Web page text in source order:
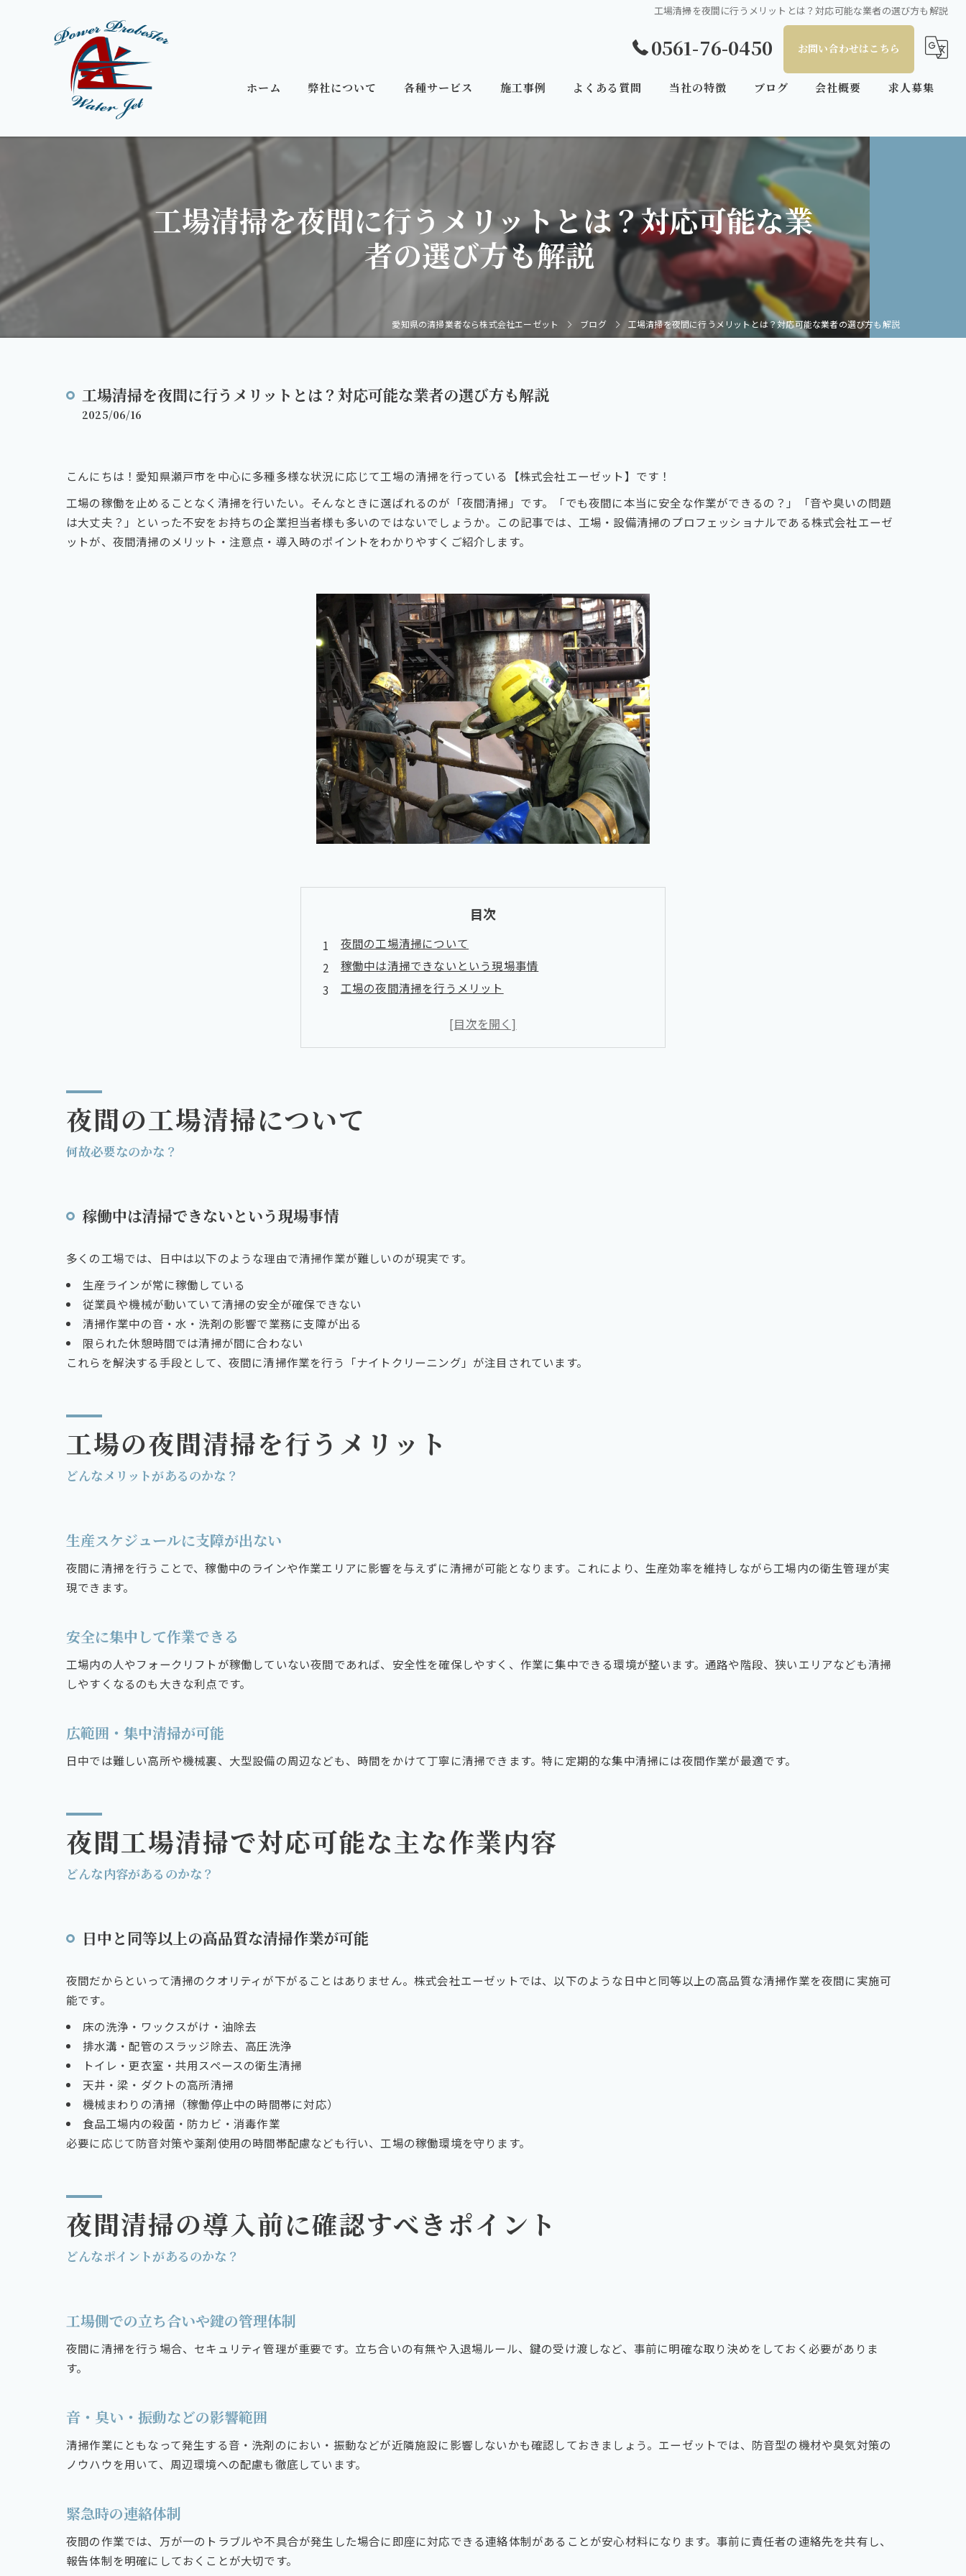
工場清掃を夜間に行うメリットとは？対応可能な業者の選び方も解説
0561-76-0450 お問い合わせはこちら
ホーム 弊社について 各種サービス 施工事例 よくある質問 当社の特徴
プラント清掃
タンク清掃
配管清掃
ブログ 会社概要 求人募集
工場清掃を夜間に行うメリットとは？対応可能な業
者の選び方も解説
愛知県の清掃業者なら株式会社エーゼット ブログ 工場清掃を夜間に行うメリットとは？対応可能な業者の選び方も解説
工場清掃を夜間に行うメリットとは？対応可能な業者の選び方も解説
2025/06/16
こんにちは！愛知県瀬戸市を中心に多種多様な状況に応じて工場の清掃を行っている【株式会社エーゼット】です！
工場の稼働を止めることなく清掃を行いたい。そんなときに選ばれるのが「夜間清掃」です。「でも夜間に本当に安全な作業ができるの？」「音や臭いの問題
は大丈夫？」といった不安をお持ちの企業担当者様も多いのではないでしょうか。この記事では、工場・設備清掃のプロフェッショナルである株式会社エーゼ
ットが、夜間清掃のメリット・注意点・導入時のポイントをわかりやすくご紹介します。
目次
夜間の工場清掃について
稼働中は清掃できないという現場事情
工場の夜間清掃を行うメリット
安全に集中して作業できる
夜間清掃の導入前に確認すべきポイント
清掃スタッフの教育が行き届いているか
工業清掃業者をお探しの方は、ぜひご相談ください！
夜間の工場清掃について
何故必要なのかな？
稼働中は清掃できないという現場事情
多くの工場では、日中は以下のような理由で清掃作業が難しいのが現実です。
生産ラインが常に稼働している
従業員や機械が動いていて清掃の安全が確保できない
清掃作業中の音・水・洗剤の影響で業務に支障が出る
限られた休憩時間では清掃が間に合わない
これらを解決する手段として、夜間に清掃作業を行う「ナイトクリーニング」が注目されています。
工場の夜間清掃を行うメリット
どんなメリットがあるのかな？
生産スケジュールに支障が出ない
夜間に清掃を行うことで、稼働中のラインや作業エリアに影響を与えずに清掃が可能となります。これにより、生産効率を維持しながら工場内の衛生管理が実
現できます。
安全に集中して作業できる
工場内の人やフォークリフトが稼働していない夜間であれば、安全性を確保しやすく、作業に集中できる環境が整います。通路や階段、狭いエリアなども清掃
しやすくなるのも大きな利点です。
広範囲・集中清掃が可能
日中では難しい高所や機械裏、大型設備の周辺なども、時間をかけて丁寧に清掃できます。特に定期的な集中清掃には夜間作業が最適です。
夜間工場清掃で対応可能な主な作業内容
どんな内容があるのかな？
日中と同等以上の高品質な清掃作業が可能
夜間だからといって清掃のクオリティが下がることはありません。株式会社エーゼットでは、以下のような日中と同等以上の高品質な清掃作業を夜間に実施可
能です。
床の洗浄・ワックスがけ・油除去
排水溝・配管のスラッジ除去、高圧洗浄
トイレ・更衣室・共用スペースの衛生清掃
天井・梁・ダクトの高所清掃
機械まわりの清掃（稼働停止中の時間帯に対応）
食品工場内の殺菌・防カビ・消毒作業
必要に応じて防音対策や薬剤使用の時間帯配慮なども行い、工場の稼働環境を守ります。
夜間清掃の導入前に確認すべきポイント
どんなポイントがあるのかな？
工場側での立ち合いや鍵の管理体制
夜間に清掃を行う場合、セキュリティ管理が重要です。立ち合いの有無や入退場ルール、鍵の受け渡しなど、事前に明確な取り決めをしておく必要がありま
す。
音・臭い・振動などの影響範囲
清掃作業にともなって発生する音・洗剤のにおい・振動などが近隣施設に影響しないかも確認しておきましょう。エーゼットでは、防音型の機材や臭気対策の
ノウハウを用いて、周辺環境への配慮も徹底しています。
緊急時の連絡体制
夜間の作業では、万が一のトラブルや不具合が発生した場合に即座に対応できる連絡体制があることが安心材料になります。事前に責任者の連絡先を共有し、
報告体制を明確にしておくことが大切です。